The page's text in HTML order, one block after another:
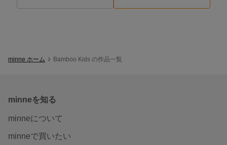
minne ホーム Bamboo Kids の作品一覧
minneを知る
minneについて
minneで買いたい